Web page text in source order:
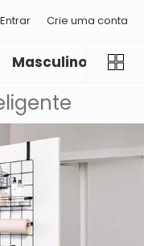
Entrar Crie uma conta
Masculino